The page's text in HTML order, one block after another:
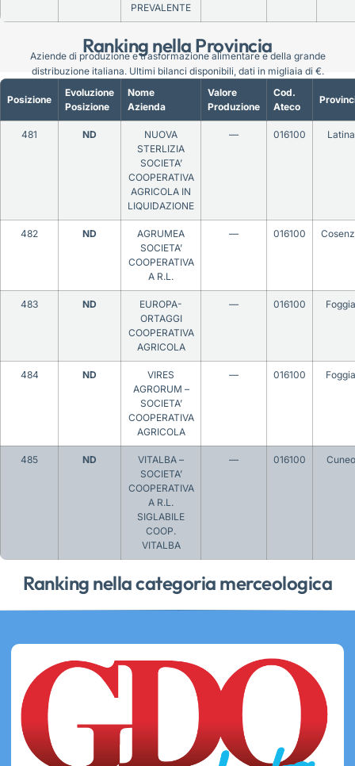
Ranking nella Provincia
PREVALENTE
Ranking nella categoria merceologica
Posizione
Evoluzione
Posizione
Nome
Azienda
Valore
Produzione
Cod.
Ateco
481 ND
NUOVA
STERLIZIA
SOCIETA’
COOPERATIVA
AGRICOLA IN
LIQUIDAZIONE
— 016100 Latina
482 ND
AGRUMEA
SOCIETA’
COOPERATIVA
A R.L.
— 016100
483 ND
EUROPA-
ORTAGGI
COOPERATIVA
AGRICOLA
— 016100 Foggia
484 ND
VIRES
AGRORUM –
SOCIETA’
COOPERATIVA
AGRICOLA
— 016100 Foggia
485 ND
VITALBA –
SOCIETA’
COOPERATIVA
A R.L.
SIGLABILE
COOP.
VITALBA
— 016100 Cuneo
Aziende di produzione e trasformazione alimentare e della grande
distribuzione italiana. Ultimi bilanci disponibili, dati in migliaia di €.